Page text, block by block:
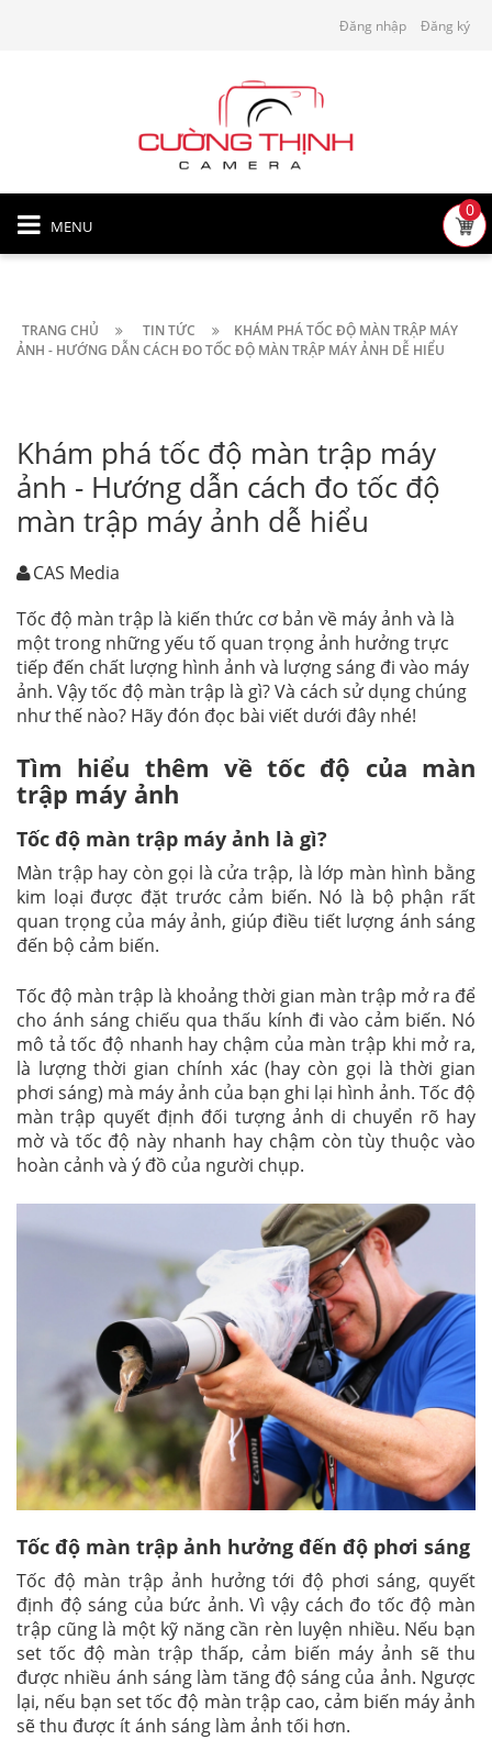
Đăng nhập Đăng ký
MENU
0
TRANG CHỦ TIN TỨC
KHÁM PHÁ TỐC ĐỘ MÀN TRẬP MÁY
ẢNH - HƯỚNG DẪN CÁCH ĐO TỐC ĐỘ MÀN TRẬP MÁY ẢNH DỄ HIỂU
Khám phá tốc độ màn trập máy
ảnh - Hướng dẫn cách đo tốc độ
màn trập máy ảnh dễ hiểu
CAS Media
Tốc độ màn trập là kiến thức cơ bản về máy ảnh và là
một trong những yếu tố quan trọng ảnh hưởng trực
tiếp đến chất lượng hình ảnh và lượng sáng đi vào máy
ảnh. Vậy tốc độ màn trập là gì? Và cách sử dụng chúng
như thế nào? Hãy đón đọc bài viết dưới đây nhé!
Tìm hiểu thêm về tốc độ của màn
trập máy ảnh
Tốc độ màn trập máy ảnh là gì?
Màn trập hay còn gọi là cửa trập, là lớp màn hình bằng
kim loại được đặt trước cảm biến. Nó là bộ phận rất
quan trọng của máy ảnh, giúp điều tiết lượng ánh sáng
đến bộ cảm biến.
Tốc độ màn trập là khoảng thời gian màn trập mở ra để
cho ánh sáng chiếu qua thấu kính đi vào cảm biến. Nó
mô tả tốc độ nhanh hay chậm của màn trập khi mở ra,
là lượng thời gian chính xác (hay còn gọi là thời gian
phơi sáng) mà máy ảnh của bạn ghi lại hình ảnh. Tốc độ
màn trập quyết định đối tượng ảnh di chuyển rõ hay
mờ và tốc độ này nhanh hay chậm còn tùy thuộc vào
hoàn cảnh và ý đồ của người chụp.
Tốc độ màn trập ảnh hưởng đến độ phơi sáng
Tốc độ màn trập ảnh hưởng tới độ phơi sáng, quyết
định độ sáng của bức ảnh. Vì vậy cách đo tốc độ màn
trập cũng là một kỹ năng cần rèn luyện nhiều. Nếu bạn
set tốc độ màn trập thấp, cảm biến máy ảnh sẽ thu
được nhiều ánh sáng làm tăng độ sáng của ảnh. Ngược
lại, nếu bạn set tốc độ màn trập cao, cảm biến máy ảnh
sẽ thu được ít ánh sáng làm ảnh tối hơn.